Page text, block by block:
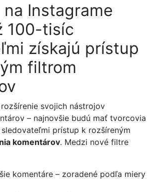
Instagrame
100-tisíc
získajú prístup
filtrom
svojich nástrojov
– najnovšie budú mať tvorcovia
prístup k rozšíreným
komentárov. Medzi nové filtre
komentáre – zoradené podľa miery